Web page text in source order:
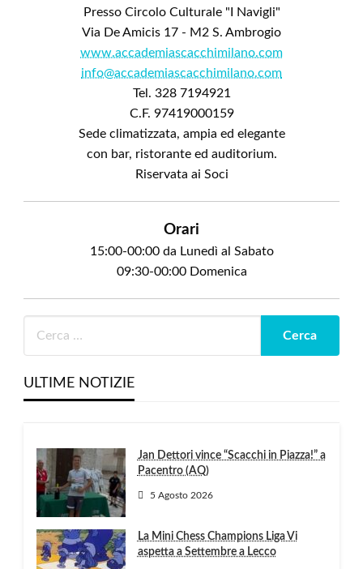
Presso Circolo Culturale "I Navigli"
Via De Amicis 17 - M2 S. Ambrogio
www.accademiascacchimilano.com
info@accademiascacchimilano.com
Tel. 328 7194921
C.F. 97419000159
Sede climatizzata, ampia ed elegante
con bar, ristorante ed auditorium.
Riservata ai Soci
Orari
15:00-00:00 da Lunedì al Sabato
09:30-00:00 Domenica
ULTIME NOTIZIE
Jan Dettori vince “Scacchi in Piazza!” a
Pacentro (AQ)
5 Agosto 2026
La Mini Chess Champions Liga Vi
aspetta a Settembre a Lecco